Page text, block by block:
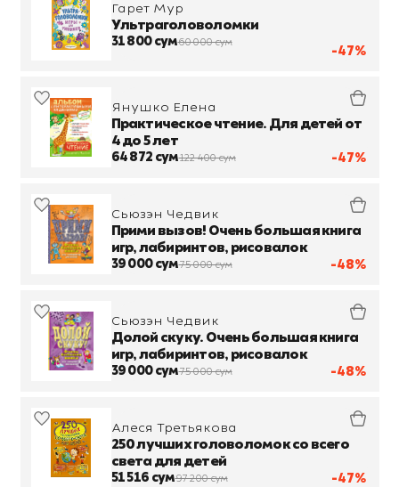
-47%
Гарет Мур
Ультраголоволомки
31 800 сум60 000 сум
-47%
Янушко Елена
Практическое чтение. Для детей от
4 до 5 лет
64 872 сум122 400 сум
-48%
Сьюзэн Чедвик
Прими вызов! Очень большая книга
игр, лабиринтов, рисовалок
39 000 сум75 000 сум
-48%
Сьюзэн Чедвик
Долой скуку. Очень большая книга
игр, лабиринтов, рисовалок
39 000 сум75 000 сум
-47%
Алеся Третьякова
250 лучших головоломок со всего
света для детей
51 516 сум97 200 сум